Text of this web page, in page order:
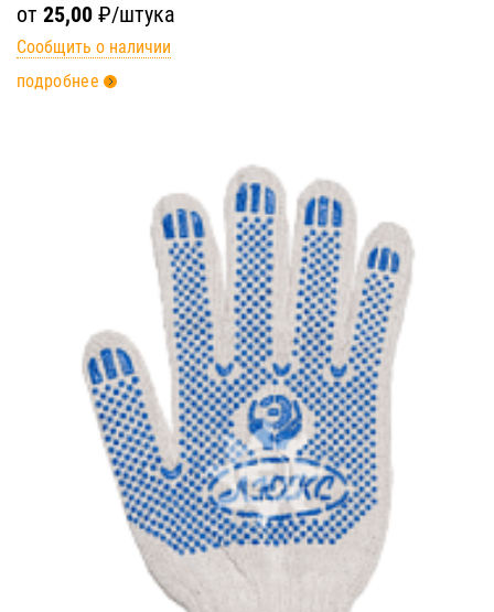
от 25,00 ₽/штука
Сообщить о наличии
подробнее